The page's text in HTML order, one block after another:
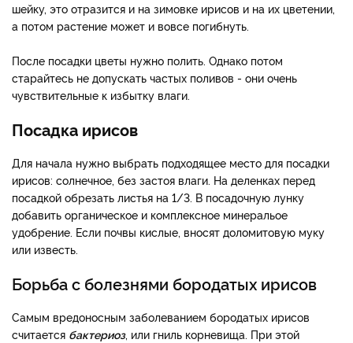
шейку, это отразится и на зимовке ирисов и на их цветении,
а потом растение может и вовсе погибнуть.
После посадки цветы нужно полить. Однако потом
старайтесь не допускать частых поливов - они очень
чувствительные к избытку влаги.
Посадка ирисов
Для начала нужно выбрать подходящее место для посадки
ирисов: солнечное, без застоя влаги. На деленках перед
посадкой обрезать листья на 1/3. В посадочную лунку
добавить органическое и комплексное минеральое
удобрение. Если почвы кислые, вносят доломитовую муку
или известь.
Борьба с болезнями бородатых ирисов
Самым вредоносным заболеванием бородатых ирисов
считается бактериоз, или гниль корневища. При этой